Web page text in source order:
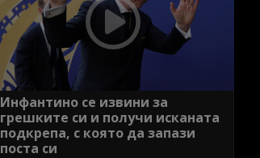
Инфантино се извини за
грешките си и получи исканата
подкрепа, с която да запази
поста си